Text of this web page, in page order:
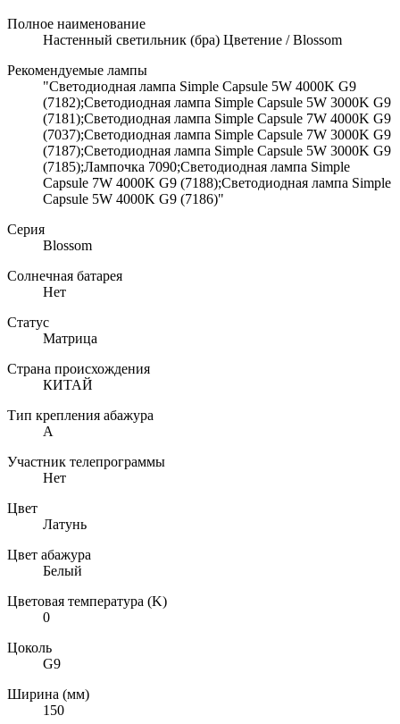
Полное наименование
Настенный светильник (бра) Цветение / Blossom
Рекомендуемые лампы
"Светодиодная лампа Simple Capsule 5W 4000K G9
(7182);Светодиодная лампа Simple Capsule 5W 3000K G9
(7181);Светодиодная лампа Simple Capsule 7W 4000K G9
(7037);Светодиодная лампа Simple Capsule 7W 3000K G9
(7187);Светодиодная лампа Simple Capsule 5W 3000K G9
(7185);Лампочка 7090;Светодиодная лампа Simple
Capsule 7W 4000K G9 (7188);Светодиодная лампа Simple
Capsule 5W 4000K G9 (7186)"
Серия
Blossom
Солнечная батарея
Нет
Статус
Матрица
Страна происхождения
КИТАЙ
Тип крепления абажура
A
Участник телепрограммы
Нет
Цвет
Латунь
Цвет абажура
Белый
Цветовая температура (K)
0
Цоколь
G9
Ширина (мм)
150